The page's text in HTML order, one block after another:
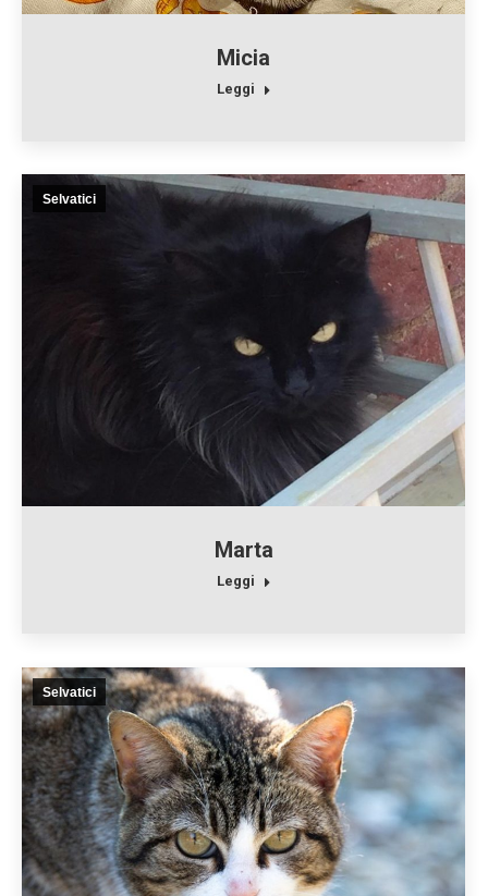
Micia
Leggi
Selvatici
Marta
Leggi
Selvatici